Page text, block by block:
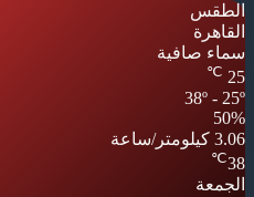
الطقس
القاهرة
سماء صافية
25
℃
38º - 25º
50%
3.06 كيلومتر/ساعة
38
℃
الجمعة